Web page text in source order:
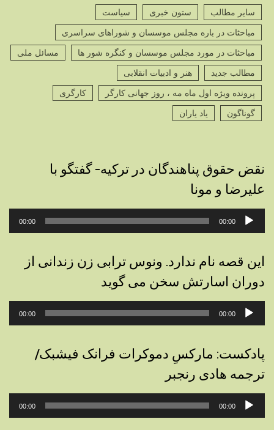
سایر مطالب
ستون خبری
سیاست
مباحثات در باره مجلس موسسان و شوراهای سراسری
مباحثات در مورد مجلس موسسان و کنگره شور ها
مسائل ملی
مطالب جدید
هنر و ادبیات انقلابی
پرونده ویژه اول ماه مه ، روز جهانی کارگر
کارگری
گوناگون
یاد یاران
نقض حقوق پناهندگان در ترکیه- گفتگو با
علیرضا و مونا
پخش‌کننده
صوت
00:00
00:00
این قصه نام ندارد. ونوس ترابی زن زندانی از
دوران اسارتش سخن می گوید
پخش‌کننده
صوت
00:00
00:00
پادکست: مارکسِ دموکرات فرانک فیشبک/
ترجمه هادی رنجبر
پخش‌کننده
صوت
00:00
00:00